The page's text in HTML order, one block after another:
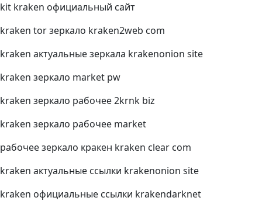
kit kraken официальный сайт
kraken tor зеркало kraken2web com
kraken актуальные зеркала krakenonion site
kraken зеркало market pw
kraken зеркало рабочее 2krnk biz
kraken зеркало рабочее market
рабочее зеркало кракен kraken clear com
kraken актуальные ссылки krakenonion site
kraken официальные ссылки krakendarknet